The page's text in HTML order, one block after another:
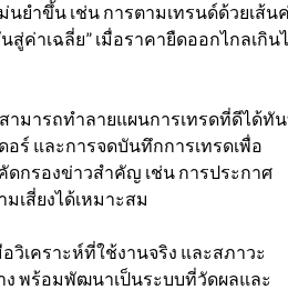
นยำขึ้น เช่น การตามเทรนด์ด้วยเส้น
สู่ค่าเฉลี่ย” เมื่อราคายืดออกไกลเกิน
มารถทำลายแผนการเทรดที่ดีได้ทั
อร์ และการจดบันทึกการเทรดเพื่อ
กรองข่าวสำคัญ เช่น การประกาศ
เสี่ยงได้เหมาะสม
วิเคราะห์ที่ใช้งานจริง และสภาวะ
ง พร้อมพัฒนาเป็นระบบที่วัดผลและ